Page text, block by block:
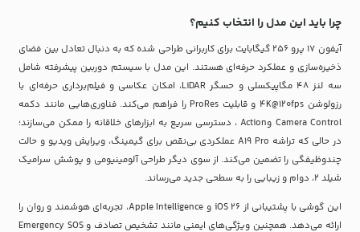
چرا باید این مدل را انتخاب کنیم؟
آیفون 17 پرو 256 گیگابایت برای کاربرانی طراحی شده که به دنبال تعادل بین فضای
ذخیره‌سازی و عملکرد حرفه‌ای هستند. این مدل با سیستم دوربین پیشرفته شامل
سه لنز 48 مگاپیکسلی و حسگر LiDAR، امکان عکاسی و فیلم‌برداری حرفه‌ای با
رزولوشن 4K@120fps و قابلیت ProRes را فراهم می‌کند. فناوری‌هایی مانند دکمه
Camera Control وAction ، دسترسی سریع به ابزارهای خلاقانه را ممکن می‌سازند؛
در حالی که تراشه A19 Pro عملکردی بی‌نقص برای گیمینگ، ویرایش ویدیو و حالت
چندوظیفگی را تضمین می‌کند. از سوی دیگر طراحی آلومینیومی و پوشش سرامیک
شیلد 2، دوام و زیبایی را به سطحی جدید می‌رساند.
این گوشی با پشتیبانی از iOS 26 و Apple Intelligence، تجربه‌ای هوشمند و روان را
ارائه می‌دهد. همچنین ویژگی‌های ایمنی مانند تشخیص تصادف و Emergency SOS